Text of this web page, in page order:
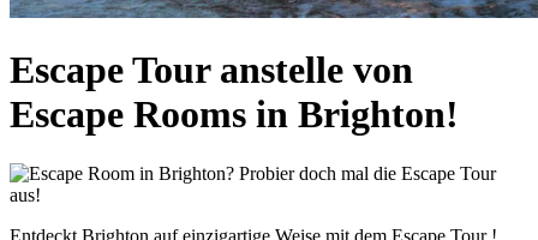
Escape Tour anstelle von
Escape Rooms in Brighton!
Entdeckt Brighton auf einzigartige Weise mit dem Escape Tour !